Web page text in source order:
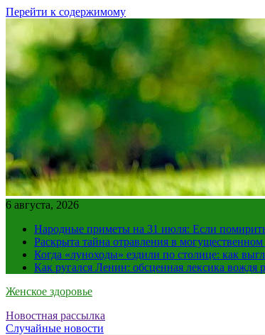
Перейти к содержимому
6 августа, 2026
Народные приметы на 31 июля: Если
Раскрыта тайна отравления в
Когда «луноходы» ездили по столице: как
Как ругался Ленин: обсценная лексика вождя
Женское здоровье
Новостная рассылка
Случайные новости